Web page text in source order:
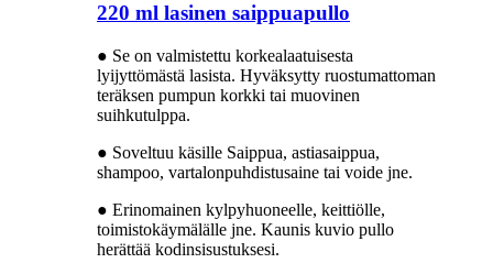
220 ml lasinen saippuapullo
● Se on valmistettu korkealaatuisesta
lyijyttömästä lasista. Hyväksytty ruostumattoman
teräksen pumpun korkki tai muovinen
suihkutulppa.
● Soveltuu käsille Saippua, astiasaippua,
shampoo, vartalonpuhdistusaine tai voide jne.
● Erinomainen kylpyhuoneelle, keittiölle,
toimistokäymälälle jne. Kaunis kuvio pullo
herättää kodinsisustuksesi.